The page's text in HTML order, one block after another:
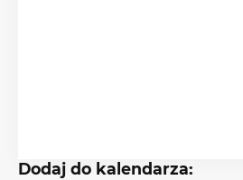
Dodaj do kalendarza: